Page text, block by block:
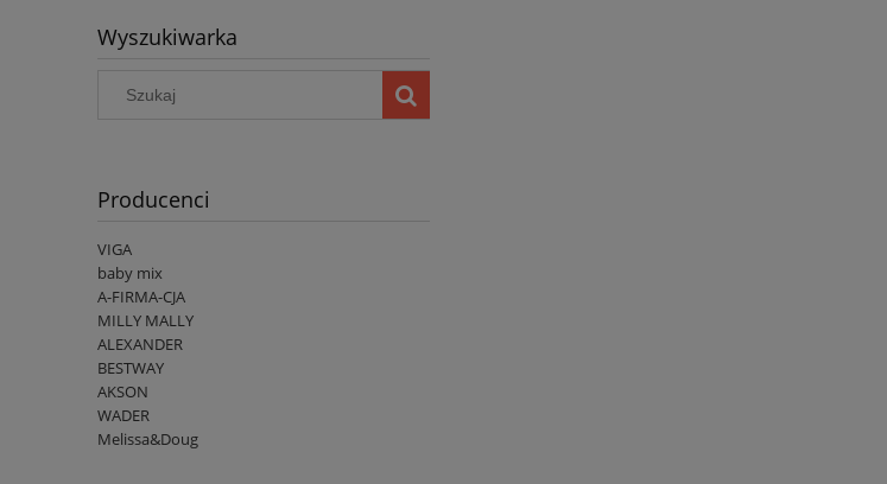
Wyszukiwarka
Producenci
VIGA
baby mix
A-FIRMA-CJA
MILLY MALLY
ALEXANDER
BESTWAY
AKSON
WADER
Melissa&Doug